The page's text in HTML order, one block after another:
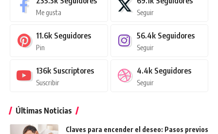
Me gusta Seguir
11.6k Seguidores
Pin
56.4k Seguidores
Seguir
136k Suscriptores
Suscribir
4.4k Seguidores
Seguir
Últimas Noticias
Claves para encender el deseo: Pasos previos